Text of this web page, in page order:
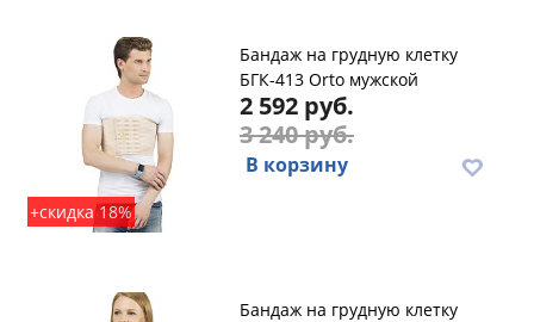
+скидка 18%
Бандаж на грудную клетку
БГК-413 Orto мужской
2 592 руб.
3 240 руб.
В корзину
Бандаж на грудную клетку